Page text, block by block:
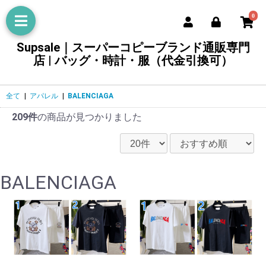
0
Supsale｜スーパーコピーブランド通販専門
店 | バッグ・時計・服（代金引換可）
全て アパレル BALENCIAGA
209件の商品が見つかりました
BALENCIAGA